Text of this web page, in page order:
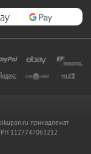
принадлежат
1127747063212